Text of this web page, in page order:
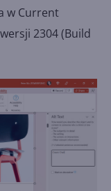
w Current
2304 (Build